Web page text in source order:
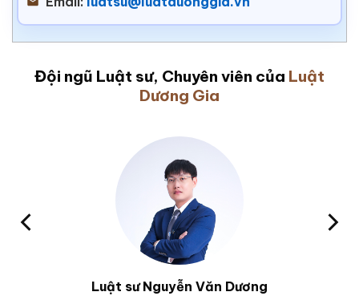
Đội ngũ Luật sư, Chuyên viên của Luật
Dương Gia
Luật sư Nguyễn Văn Dương